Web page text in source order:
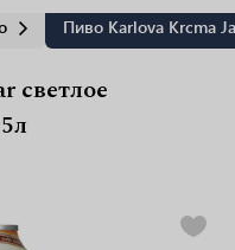
Пиво Karlova Krcma
светлое